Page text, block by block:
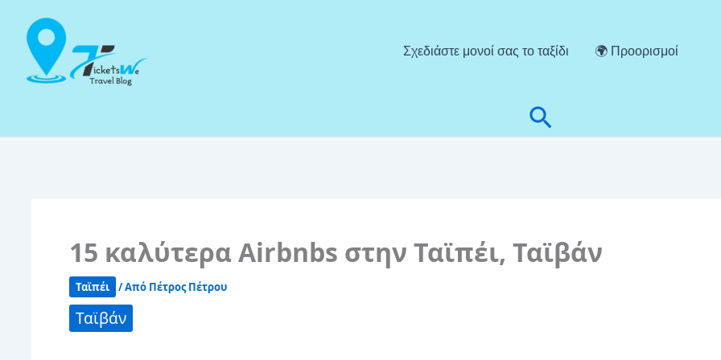
περιεχόμενο
Σχεδιάστε μονοί σας το ταξίδι 🌍 Προορισμοί
Αναζήτηση
15 καλύτερα Airbnbs στην Ταϊπέι, Ταϊβάν
Ταϊπέι / Από Πέτρος Πέτρου
Ταϊβάν